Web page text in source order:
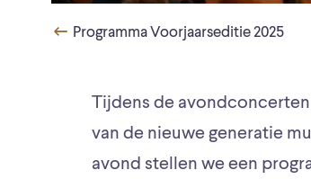
Programma Voorjaarseditie 2025
Tijdens de
van de nieuwe generatie
avond stellen we een